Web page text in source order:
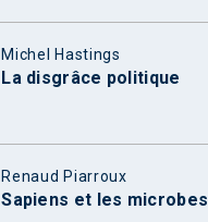
Michel Hastings
La disgrâce politique
Renaud Piarroux
Sapiens et les microbes